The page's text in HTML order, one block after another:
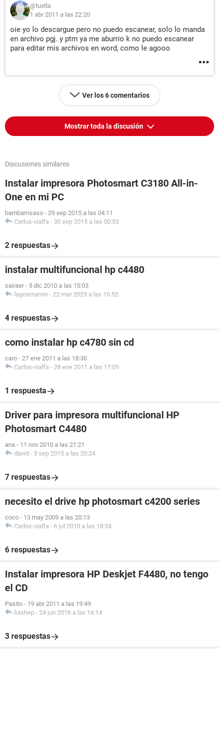
@tuxtla
1 abr 2011 a las 22:20
oie yo lo descargue pero no puedo escanear, solo lo manda
en archivo pgj. y ptm ya me aburrio k no puedo escanear
para editar mis archivos en word, como le agooo
Ver los 6 comentarios
Mostrar toda la discusión
Discusiones similares
Instalar impresora Photosmart C3180 All-in-
One en mi PC
bambamsaso - 29 sep 2015 a las 04:11
Carlos-vialfa - 30 sep 2015 a las 00:53
2 respuestas
instalar multifuncional hp c4480
sairaer - 5 dic 2010 a las 15:03
lagosmarvin - 22 mar 2023 a las 16:52
4 respuestas
como instalar hp c4780 sin cd
caro - 27 ene 2011 a las 18:30
Carlos-vialfa - 28 ene 2011 a las 17:05
1 respuesta
Driver para impresora multifuncional HP
Photosmart C4480
ana - 11 nov 2010 a las 21:21
david - 3 sep 2015 a las 20:24
7 respuestas
necesito el drive hp photosmart c4200 series
coco - 13 may 2009 a las 20:13
Carlos-vialfa - 6 jul 2010 a las 18:34
6 respuestas
Instalar impresora HP Deskjet F4480, no tengo
el CD
Pasito - 19 abr 2011 a las 19:49
luishep - 24 jun 2016 a las 16:14
3 respuestas